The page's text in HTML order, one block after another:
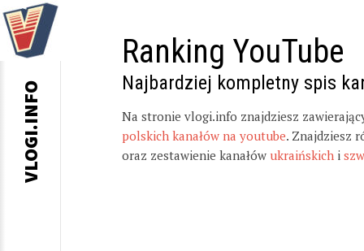
Ranking YouTube
Najbardziej kompletny spis
Na stronie vlogi.info znajdziesz
polskich kanałów na youtube. Znajdziesz
oraz zestawienie kanałów ukraińskich i
VLOGI.INFO